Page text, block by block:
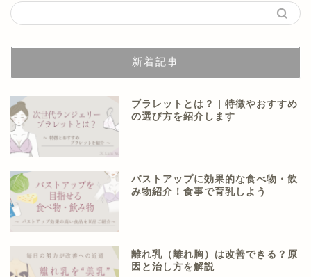
新着記事
ブラレットとは？ | 特徴やおすすめ
の選び方を紹介します
バストアップに効果的な食べ物・飲
み物紹介！食事で育乳しよう
離れ乳（離れ胸）は改善できる？原
因と治し方を解説